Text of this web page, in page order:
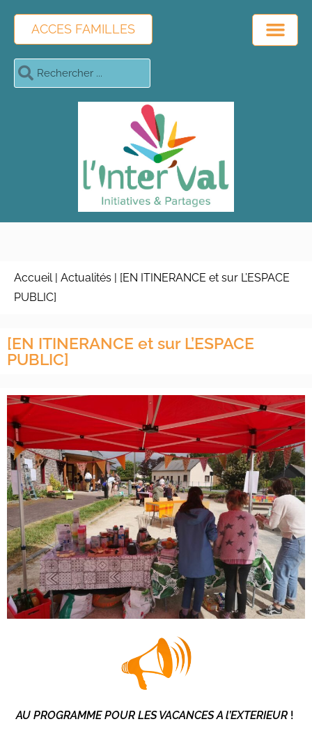
ACCES FAMILLES
Accueil| Actualités | [EN ITINERANCE et sur L’ESPACE
PUBLIC]
[EN ITINERANCE et sur L’ESPACE
PUBLIC]
AU PROGRAMME POUR LES VACANCES A l’EXTERIEUR !